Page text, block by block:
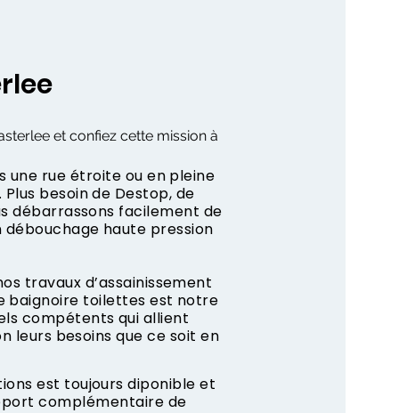
et confiez cette mission à
une rue étroite ou en pleine
besoin de Destop, de
débarrassons facilement de
haute pression
travaux d’assainissement
baignoire toilettes est notre
compétents qui allient
leurs besoins que ce soit en
est toujours diponible et
complémentaire de